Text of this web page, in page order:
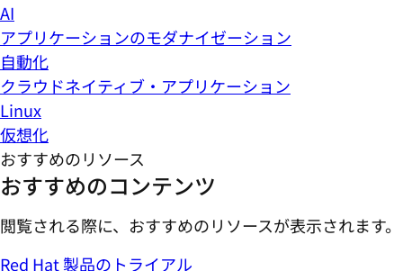
AI
アプリケーションのモダナイゼーション
自動化
クラウドネイティブ・アプリケーション
Linux
仮想化
おすすめのリソース
おすすめのコンテンツ
閲覧される際に、おすすめのリソースが表示されます。
Red Hat 製品のトライアル